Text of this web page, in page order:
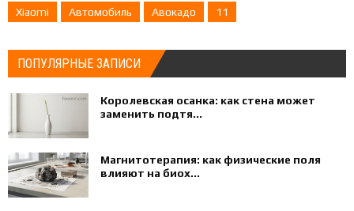
Xiaomi Автомобиль Авокадо 11
ПОПУЛЯРНЫЕ ЗАПИСИ
Королевская осанка: как стена может
заменить подтя...
Магнитотерапия: как физические поля
влияют на биох...